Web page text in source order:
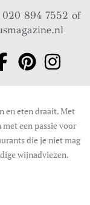
894 7552 of
en eten draait. Met
een passie voor
die je niet mag
wijnadviezen.